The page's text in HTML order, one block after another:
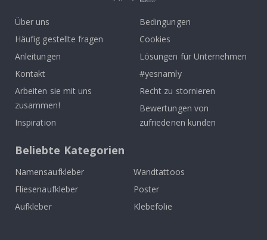
Über uns
Häufig gestellte fragen
Anleitungen
Kontakt
Arbeiten sie mit uns
zusammen!
Inspiration
Bedingungen
Cookies
Lösungen für Unternehmen
#yesnamly
Recht zu stornieren
Bewertungen von
zufriedenen kunden
Beliebte Kategorien
Namensaufkleber
Wandtattoos
Fliesenaufkleber
Poster
Aufkleber
Klebefolie